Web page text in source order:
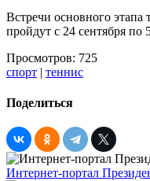
Встречи основного этапа
пройдут с 24 сентября по
Просмотров: 725
спорт | теннис
Поделиться
Интернет-портал